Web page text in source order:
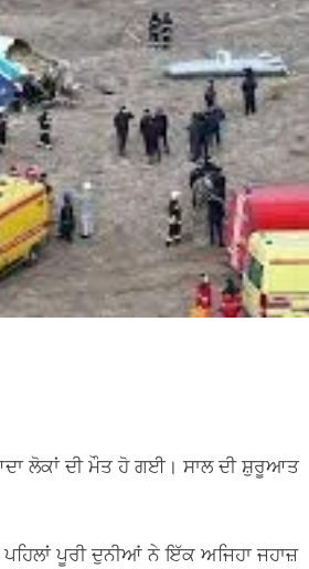
ਲੋਕਾਂ ਦੀ ਮੌਤ ਹੋ ਗਈ। ਸਾਲ ਦੀ ਸ਼ੁਰੂਆਤ
ਪੂਰੀ ਦੁਨੀਆਂ ਨੇ ਇੱਕ ਅਜਿਹਾ ਜਹਾਜ਼